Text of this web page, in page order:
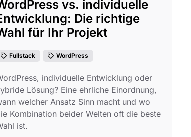
vs. individuelle
Die richtige
für Ihr Projekt
Fullstack WordPress
individuelle Entwicklung oder
Lösung? Eine ehrliche Einordnung,
welcher Ansatz Sinn macht und wo
Kombination beider Welten oft die beste
ist.